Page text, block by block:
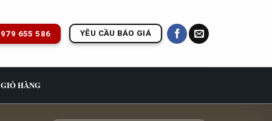
655 586 YÊU CẦU BÁO GIÁ
GIỎ HÀNG